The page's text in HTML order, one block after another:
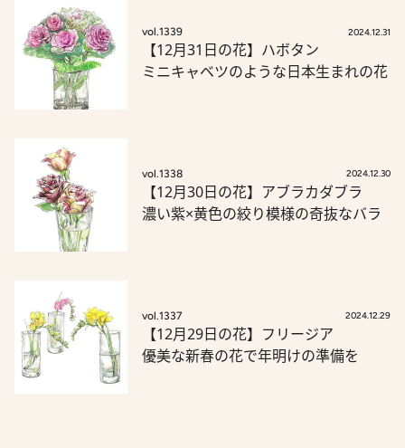
vol.1339 2024.12.31
【12月31日の花】ハボタン
ミニキャベツのような日本生まれの花
vol.1338 2024.12.30
【12月30日の花】アブラカダブラ
濃い紫×黄色の絞り模様の奇抜なバラ
vol.1337 2024.12.29
【12月29日の花】フリージア
優美な新春の花で年明けの準備を